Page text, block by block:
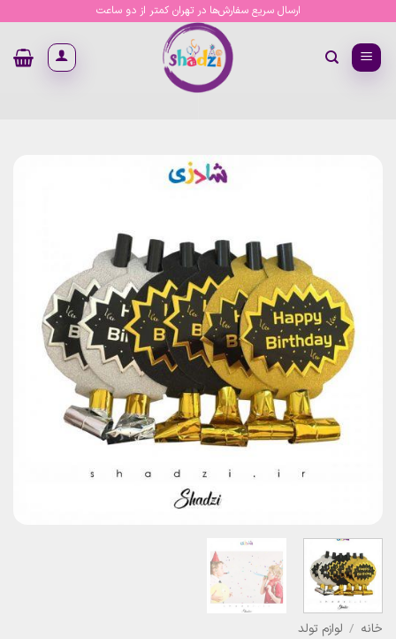
content
ارسال سریع سفارش‌ها در تهران کمتر از دو ساعت
خانه / لوازم تولد